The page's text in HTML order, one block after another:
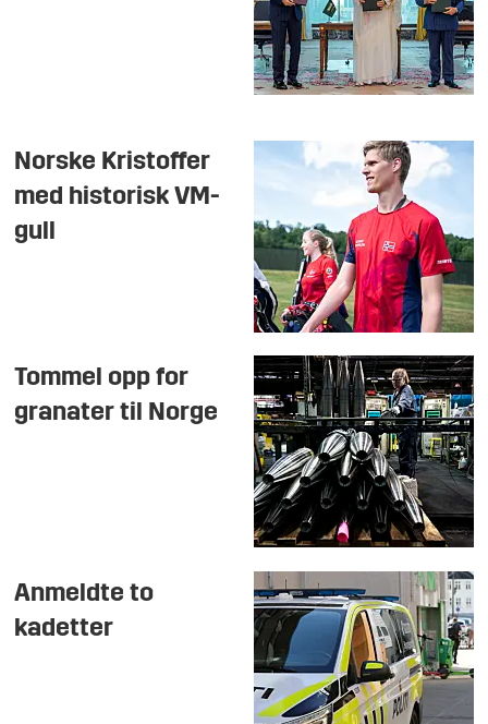
Norske Kristoffer
med historisk VM-
gull
Tommel opp for
granater til Norge
Anmeldte to
kadetter